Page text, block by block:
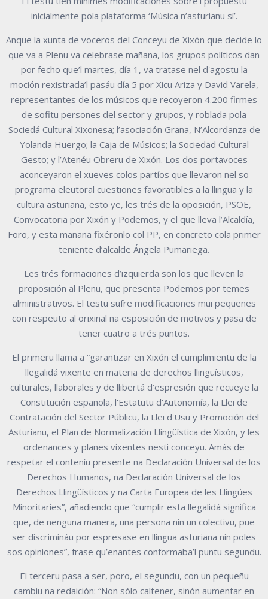
inicialmente pola plataforma ‘Música n’asturianu sí’.
Anque la xunta de voceros del Conceyu de Xixón que decide lo
que va a Plenu va celebrase mañana, los grupos políticos dan
por fecho que’l martes, día 1, va tratase nel d'agostu la
moción rexistrada’l pasáu día 5 por Xicu Ariza y David Varela,
representantes de los músicos que recoyeron 4.200 firmes
de sofitu persones del sector y grupos, y roblada pola
Sociedá Cultural Xixonesa; l’asociación Grana, N’Alcordanza de
Yolanda Huergo; la Caja de Músicos; la Sociedad Cultural
Gesto; y l’Atenéu Obreru de Xixón. Los dos portavoces
aconceyaron el xueves colos partíos que llevaron nel so
programa eleutoral cuestiones favoratibles a la llingua y la
cultura asturiana, esto ye, les trés de la oposición, PSOE,
Convocatoria por Xixón y Podemos, y el que lleva l’Alcaldía,
Foro, y esta mañana fixéronlo col PP, en concreto cola primer
teniente d’alcalde Ángela Pumariega.
Les trés formaciones d’izquierda son los que lleven la
proposición al Plenu, que presenta Podemos por temes
alministrativos. El testu sufre modificaciones mui pequeñes
con respeuto al orixinal na esposición de motivos y pasa de
tener cuatro a trés puntos.
El primeru llama a “garantizar en Xixón el cumplimientu de la
llegalidá vixente en materia de derechos llingüísticos,
culturales, llaborales y de llibertá d’espresión que recueye la
Constitución española, l'Estatutu d'Autonomía, la Llei de
Contratación del Sector Públicu, la Llei d'Usu y Promoción del
Asturianu, el Plan de Normalización Llingüística de Xixón, y les
ordenances y planes vixentes nesti conceyu. Amás de
respetar el conteníu presente na Declaración Universal de los
Derechos Humanos, na Declaración Universal de los
Derechos Llingüísticos y na Carta Europea de les Llingües
Minoritaries”, añadiendo que “cumplir esta llegalidá significa
que, de nenguna manera, una persona nin un colectivu, pue
ser discrimináu por espresase en llingua asturiana nin poles
sos opiniones”, frase qu’enantes conformaba’l puntu segundu.
El terceru pasa a ser, poro, el segundu, con un pequeñu
cambiu na redaición: “Non sólo caltener, sinón aumentar en